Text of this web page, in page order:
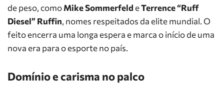
de peso, comoMike SommerfeldeTerrence “Ruff
Diesel” Ruffin, nomes respeitados da elite mundial. O
feito encerra uma longa espera e marca o início de uma
nova era para o esporte no país.
Domínio e carisma no palco